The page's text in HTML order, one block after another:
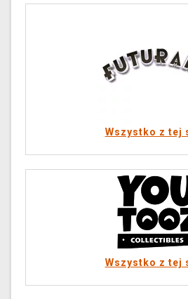
Wszystko z tej
Wszystko z tej